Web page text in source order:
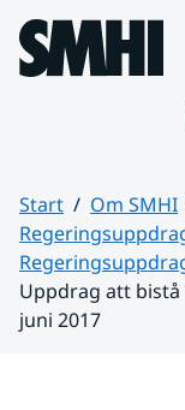
Hoppa till sidans
Start
Om SMHI
Uppdrag att bistå
juni 2017